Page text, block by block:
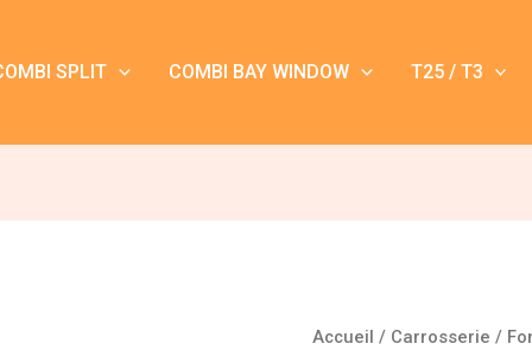
SPLIT COMBI BAY WINDOW T25 / T3
Accueil / Carrosserie /
quantité